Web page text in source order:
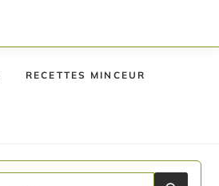
RECETTES MINCEUR